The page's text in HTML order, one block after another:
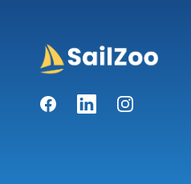
FacebookLinkedInInstagram